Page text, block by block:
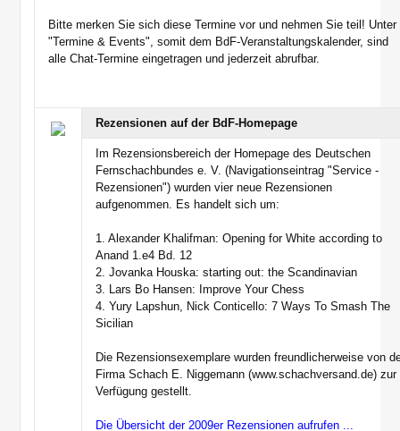
Bitte merken Sie sich diese Termine vor und nehmen Sie teil! Unter
"Termine & Events", somit dem BdF-Veranstaltungskalender, sind
alle Chat-Termine eingetragen und jederzeit abrufbar.
Rezensionen auf der BdF-Homepage
Im Rezensionsbereich der Homepage des Deutschen
Fernschachbundes e. V. (Navigationseintrag "Service -
Rezensionen") wurden vier neue Rezensionen
aufgenommen. Es handelt sich um:
1. Alexander Khalifman: Opening for White according to
Anand 1.e4 Bd. 12
2. Jovanka Houska: starting out: the Scandinavian
3. Lars Bo Hansen: Improve Your Chess
4. Yury Lapshun, Nick Conticello: 7 Ways To Smash The
Sicilian
Die Rezensionsexemplare wurden freundlicherweise von
Firma Schach E. Niggemann (www.schachversand.de) zur
Verfügung gestellt.
Die Übersicht der 2009er Rezensionen aufrufen ...